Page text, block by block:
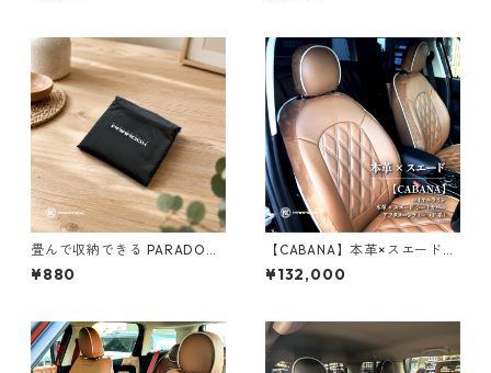
56/F55/F57/F60】
畳んで収納できる PARADOX
オリジナルエコバッグ
¥880
【CABANA】本革×スエード
コンビシートカバー ロイヤル
ライン アフターヌーンティー
¥132,000